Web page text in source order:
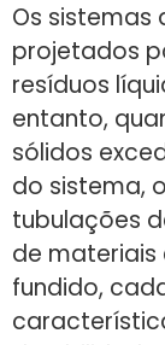
Os sistemas
projetados
resíduos
entanto,
sólidos
do sistema,
tubulações
de materiais
fundido,